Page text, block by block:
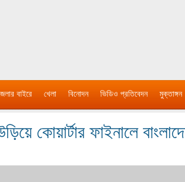
বাইরে খেলা বিনোদন ভিডিও প্রতিবেদন মুক্তাঙ্গন
কোয়ার্টার ফাইনালে